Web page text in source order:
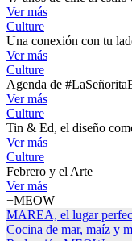
Ver más
Culture
Una conexión con tu
Ver más
Culture
Agenda de
Ver más
Culture
Tin & Ed, el diseño
Ver más
Culture
Febrero y el Arte
Ver más
+MEOW
MAREA, el lugar
Cocina de mar, maíz y